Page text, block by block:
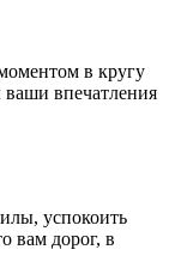
в кругу
впечатления
успокоить
вам дорог, в